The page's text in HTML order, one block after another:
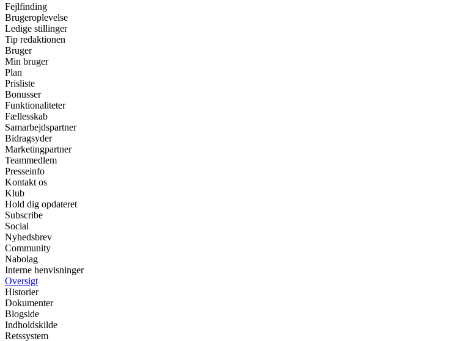
Fejlfinding
Brugeroplevelse
Ledige stillinger
Tip redaktionen
Bruger
Min bruger
Plan
Prisliste
Bonusser
Funktionaliteter
Fællesskab
Samarbejdspartner
Bidragsyder
Marketingpartner
Teammedlem
Presseinfo
Kontakt os
Klub
Hold dig opdateret
Subscribe
Social
Nyhedsbrev
Community
Nabolag
Interne henvisninger
Oversigt
Historier
Dokumenter
Blogside
Indholdskilde
Retssystem